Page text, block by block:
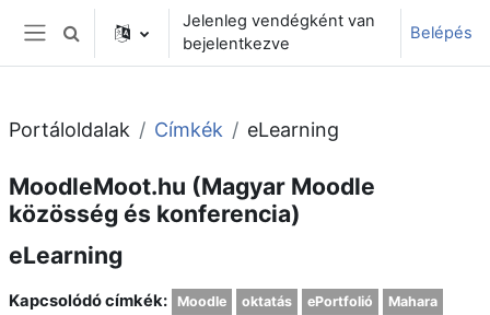
Tovább a fő tartalomhoz
Oldalpanel
Keresési bemeneti adatok váltása
Jelenleg vendégként van
bejelentkezve
Belépés
Portáloldalak Címkék eLearning
MoodleMoot.hu (Magyar Moodle
közösség és konferencia)
eLearning
Kapcsolódó címkék: Moodle oktatás ePortfolió Mahara